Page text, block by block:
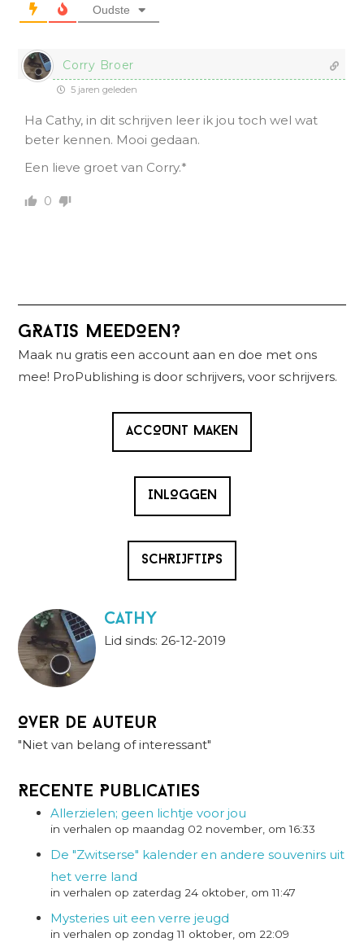
Oudste
Corry Broer
5 jaren geleden
Ha Cathy, in dit schrijven leer ik jou toch wel wat
beter kennen. Mooi gedaan.
Een lieve groet van Corry.*
0
Primaire
Sidebar
GRATIS MEEDOEN?
Maak nu gratis een account aan en doe met ons
mee! ProPublishing is door schrijvers, voor schrijvers.
ACCOUNT MAKEN
INLOGGEN
SCHRIJFTIPS
Cathy
Lid sinds: 26-12-2019
Over de auteur
"Niet van belang of interessant"
Recente Publicaties
Allerzielen; geen lichtje voor jou
in verhalen op maandag 02 november, om 16:33
De "Zwitserse" kalender en andere souvenirs uit
het verre land
in verhalen op zaterdag 24 oktober, om 11:47
Mysteries uit een verre jeugd
in verhalen op zondag 11 oktober, om 22:09